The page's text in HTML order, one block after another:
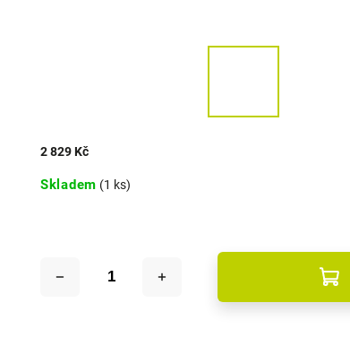
2 829 Kč
Skladem (1 ks)